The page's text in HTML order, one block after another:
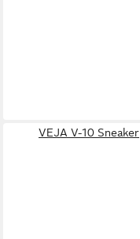
VEJA V-10 Sneaker